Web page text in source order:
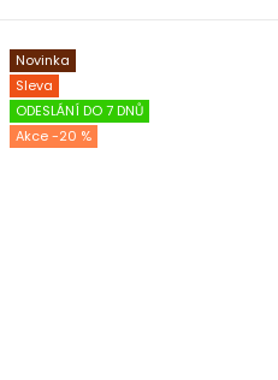
Novinka
Sleva
ODESLÁNÍ DO 7 DNŮ
-20 %